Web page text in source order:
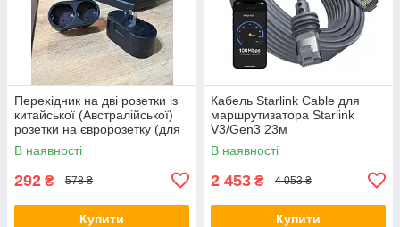
Перехідник на дві розетки із
китайської (Австралійської)
розетки на євророзетку (для
Ecoflow) 10А / 250В для
подорожей Чорний
В наявності
292 ₴ 578 ₴
Купити
Кабель Starlink Cable для
маршрутизатора Starlink
V3/Gen3 23м
В наявності
2 453 ₴ 4 053 ₴
Купити